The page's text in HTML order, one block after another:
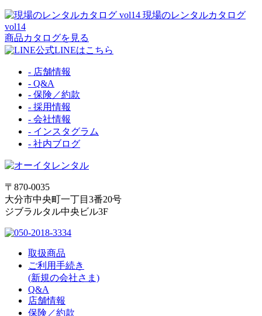
現場のレンタルカタログ
vol14
商品カタログを見る
公式LINEはこちら
- 店舗情報
- Q&A
- 保険／約款
- 採用情報
- 会社情報
- インスタグラム
- 社内ブログ
〒870-0035
大分市中央町一丁目3番20号
ジブラルタル中央ビル3F
取扱商品
ご利用手続き
(新規の会社さま)
Q&A
店舗情報
保険／約款